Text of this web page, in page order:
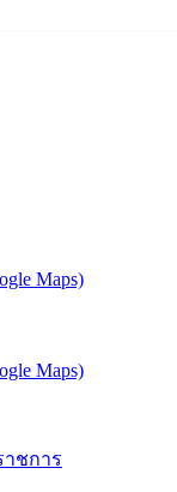
Maps)
ชการ
Maps)
ป้าย